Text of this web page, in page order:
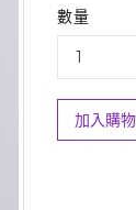
數量
加入購